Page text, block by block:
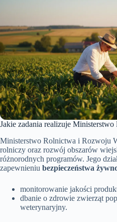
Jakie zadania realizuje
Ministerstwo Rolnictwa i Rozwoju
rolniczy oraz rozwój obszarów
różnorodnych programów. Jego
zapewnieniu bezpieczeństwa
monitorowanie jakości
dbanie o zdrowie zwierząt
weterynaryjny.